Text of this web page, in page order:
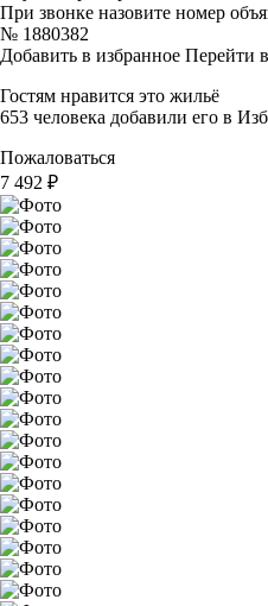
При звонке назовите номер
№ 1880382
Добавить в избранное Перейти
Гостям нравится это жильё
653 человека добавили его в
Пожаловаться
7 492 ₽